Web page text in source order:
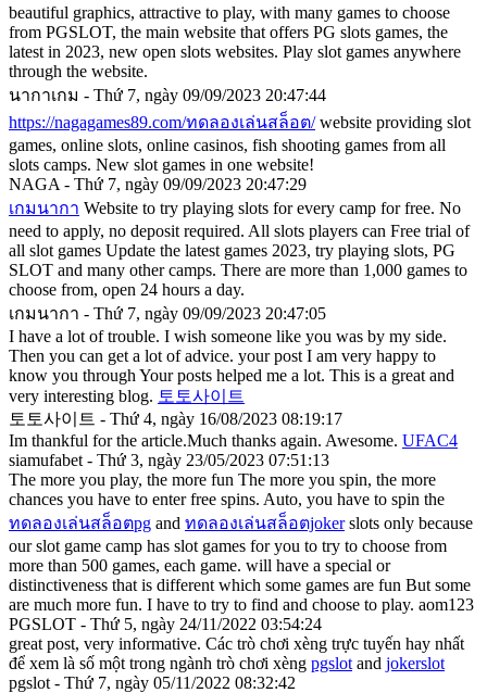
beautiful graphics, attractive to play, with many games to choose
from PGSLOT, the main website that offers PG slots games, the
latest in 2023, new open slots websites. Play slot games anywhere
through the website.
นากาเกม - Thứ 7, ngày 09/09/2023 20:47:44
https://nagagames89.com/ทดลองเล่นสล็อต/website providing slot
games, online slots, online casinos, fish shooting games from all
slots camps. New slot games in one website!
NAGA - Thứ 7, ngày 09/09/2023 20:47:29
เกมนากา Website to try playing slots for every camp for free. No
need to apply, no deposit required. All slots players can Free trial of
all slot games Update the latest games 2023, try playing slots, PG
SLOT and many other camps. There are more than 1,000 games to
choose from, open 24 hours a day.
เกมนากา - Thứ 7, ngày 09/09/2023 20:47:05
I have a lot of trouble. I wish someone like you was by my side.
Then you can get a lot of advice. your post I am very happy to
know you through Your posts helped me a lot. This is a great and
very interesting blog. 토토사이트
토토사이트 - Thứ 4, ngày 16/08/2023 08:19:17
Im thankful for the article.Much thanks again. Awesome. UFAC4
siamufabet - Thứ 3, ngày 23/05/2023 07:51:13
The more you play, the more fun The more you spin, the more
chances you have to enter free spins. Auto, you have to spin the
ทดลองเล่นสล็อตpg and ทดลองเล่นสล็อตjokerslots only because
our slot game camp has slot games for you to try to choose from
more than 500 games, each game. will have a special or
distinctiveness that is different which some games are fun But some
are much more fun. I have to try to find and choose to play. aom123
PGSLOT - Thứ 5, ngày 24/11/2022 03:54:24
great post, very informative. Các trò chơi xèng trực tuyến hay nhất
để xem là số một trong ngành trò chơi xèng pgslot and jokerslot
pgslot - Thứ 7, ngày 05/11/2022 08:32:42